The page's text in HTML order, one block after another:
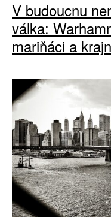
V budoucnu
válka:
mariňáci a